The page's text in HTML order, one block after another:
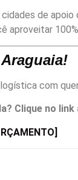
de
aproveitar
com
Clique no